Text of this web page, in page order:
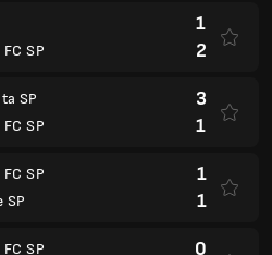
SP
1
2
SP
SP
3
1
SP
SP
1
1
SP 0